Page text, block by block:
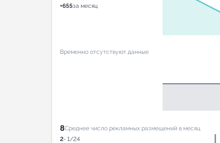
+655за месяц
Временно отсутствуют данные
8Среднее число рекламных размещений в месяц
2- 1/24